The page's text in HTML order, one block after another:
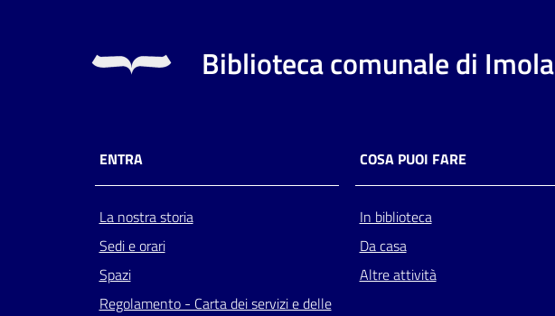
Biblioteca comunale di Imola
ENTRA
La nostra storia
Sedi e orari
Spazi
Regolamento - Carta dei servizi e delle
COSA PUOI FARE
In biblioteca
Da casa
Altre attività